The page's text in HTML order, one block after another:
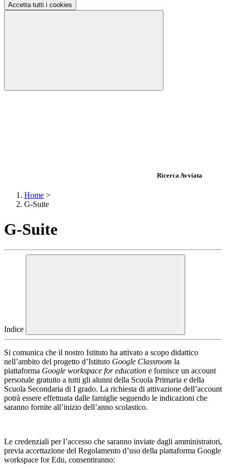
Accetta tutti i cookies
Ricerca Avviata
Home >
G-Suite
G-Suite
Indice
Si comunica che il nostro Istituto ha attivato a scopo didattico
nell’ambito del progetto d’Istituto Google Classroom la
piattaforma Google workspace for education e fornisce un account
personale gratuito a tutti gli alunni della Scuola Primaria e della
Scuola Secondaria di I grado. La richiesta di attivazione dell’account
potrà essere effettuata dalle famiglie seguendo le indicazioni che
saranno fornite all’inizio dell’anno scolastico.
Le credenziali per l’accesso che saranno inviate dagli amministratori,
previa accettazione del Regolamento d’uso della piattaforma Google
workspace for Edu, consentiranno: